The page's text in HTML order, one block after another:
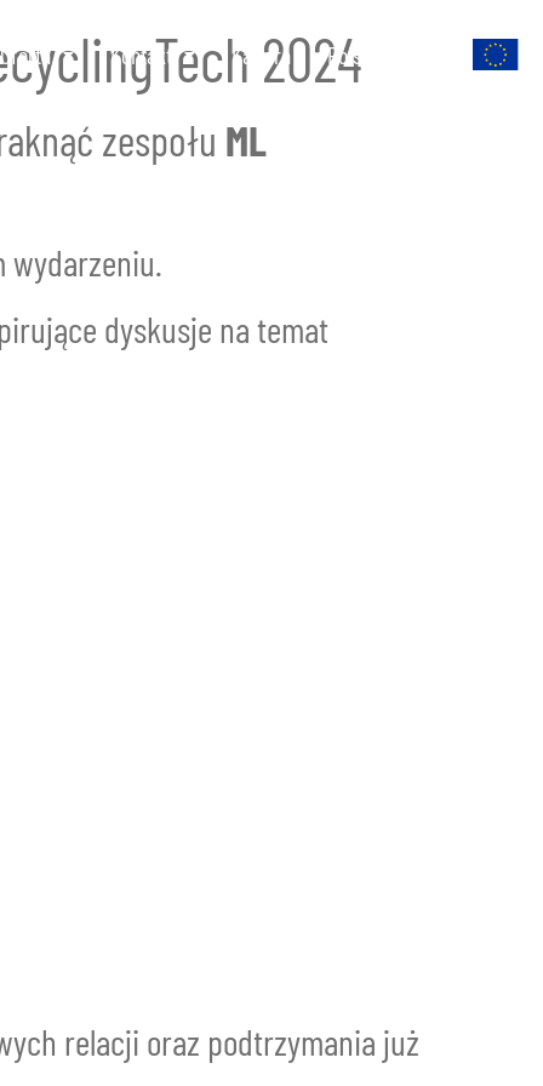
Oferta Kontakt Kariera Polski
2024
zespołu ML
wydarzeniu.
dyskusje na temat
relacji oraz podtrzymania już